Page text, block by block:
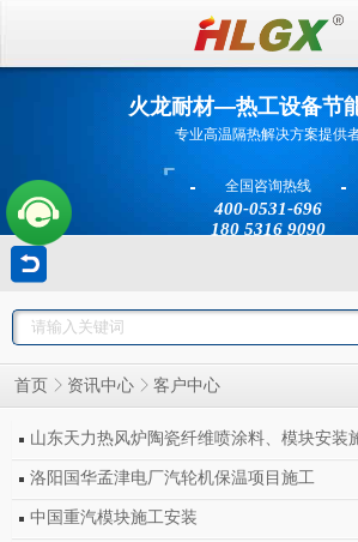
火龙耐材—热工设备节
专业高温隔热解决方案提供
全国咨询热线
400-0531-696
180 5316 9090
首页 资讯中心 客户中心
山东天力热风炉陶瓷纤维喷涂料、模块安装
洛阳国华孟津电厂汽轮机保温项目施工
中国重汽模块施工安装